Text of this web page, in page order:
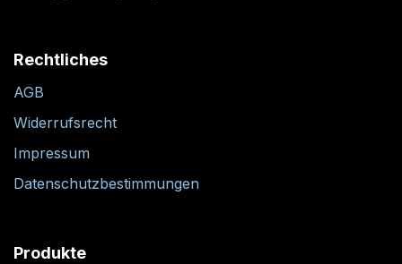
Rechtliches
AGB
Widerrufsrecht
Impressum
Datenschutzbestimmungen
Produkte